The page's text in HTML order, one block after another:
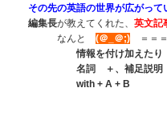
その先の英語の世界が広がっ
編集長が教えてくれた、 英文記
なんと (＠_＠;) ＝＝
情報を付け加えたり
名詞 ＋、補足説明
with + A + B